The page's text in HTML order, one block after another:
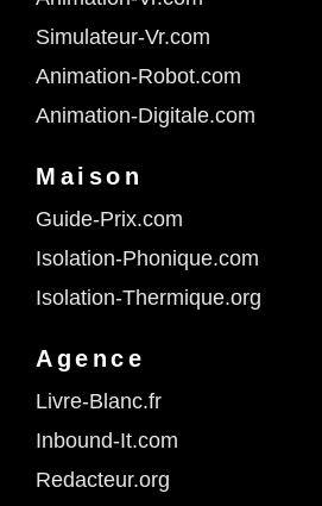
Simulateur-Vr.com
Animation-Robot.com
Animation-Digitale.com
Maison
Guide-Prix.com
Isolation-Phonique.com
Isolation-Thermique.org
Agence
Livre-Blanc.fr
Inbound-It.com
Redacteur.org